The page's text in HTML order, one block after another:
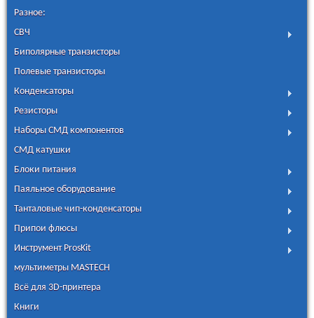
Разное:
СВЧ
Биполярные транзисторы
Полевые транзисторы
Конденсаторы
Резисторы
Наборы СМД компонентов
СМД катушки
Блоки питания
Паяльное оборудование
Танталовые чип-конденсаторы
Припои флюсы
Инструмент ProsKit
мультиметры MASTECH
Всё для 3D-принтера
Книги